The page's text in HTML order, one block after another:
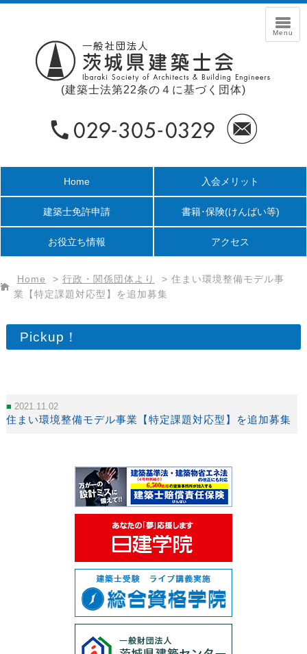
(建築士法第22条の４に基づく団体)
Home 入会メリット
建築士免許申請 書籍･保険(けんばい等)
お役立ち情報 アクセス
Home > 行政・関係団体より > 住まい環境整備モデル事
業【特定課題対応型】を追加募集
Pickup！
2021.11.02
住まい環境整備モデル事業【特定課題対応型】を追加募集